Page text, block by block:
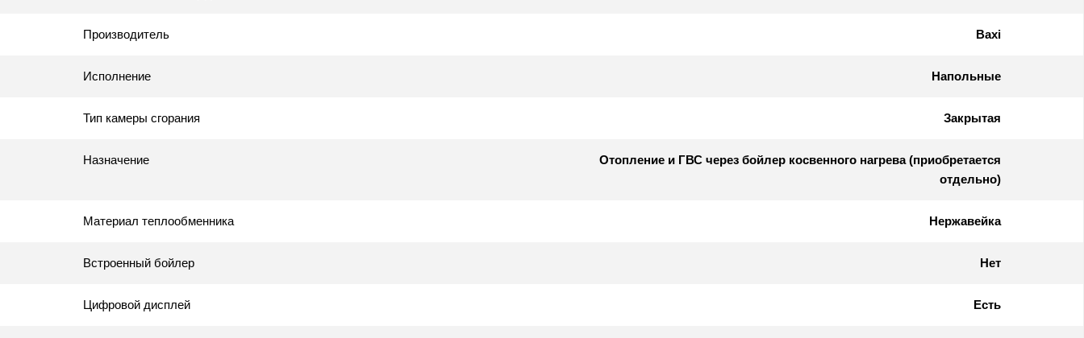
Производитель Baxi
Исполнение Напольные
Тип камеры сгорания Закрытая
Назначение
Отопление и ГВС через бойлер косвенного нагрева (приобретается
отдельно)
Материал теплообменника Нержавейка
Встроенный бойлер Нет
Цифровой дисплей Есть